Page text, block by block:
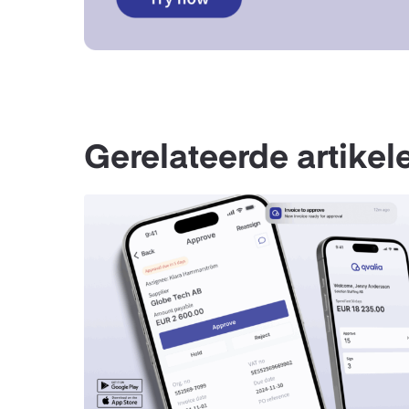
Gerelateerde